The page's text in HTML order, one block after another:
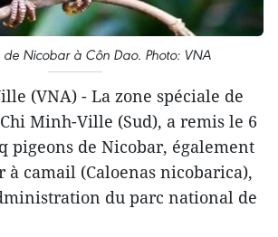
Nicobar à Côn Dao. Photo: VNA
(VNA) - La zone spéciale de
Minh-Ville (Sud), a remis le 6
pigeons de Nicobar, également
à camail (Caloenas nicobarica),
du parc national de